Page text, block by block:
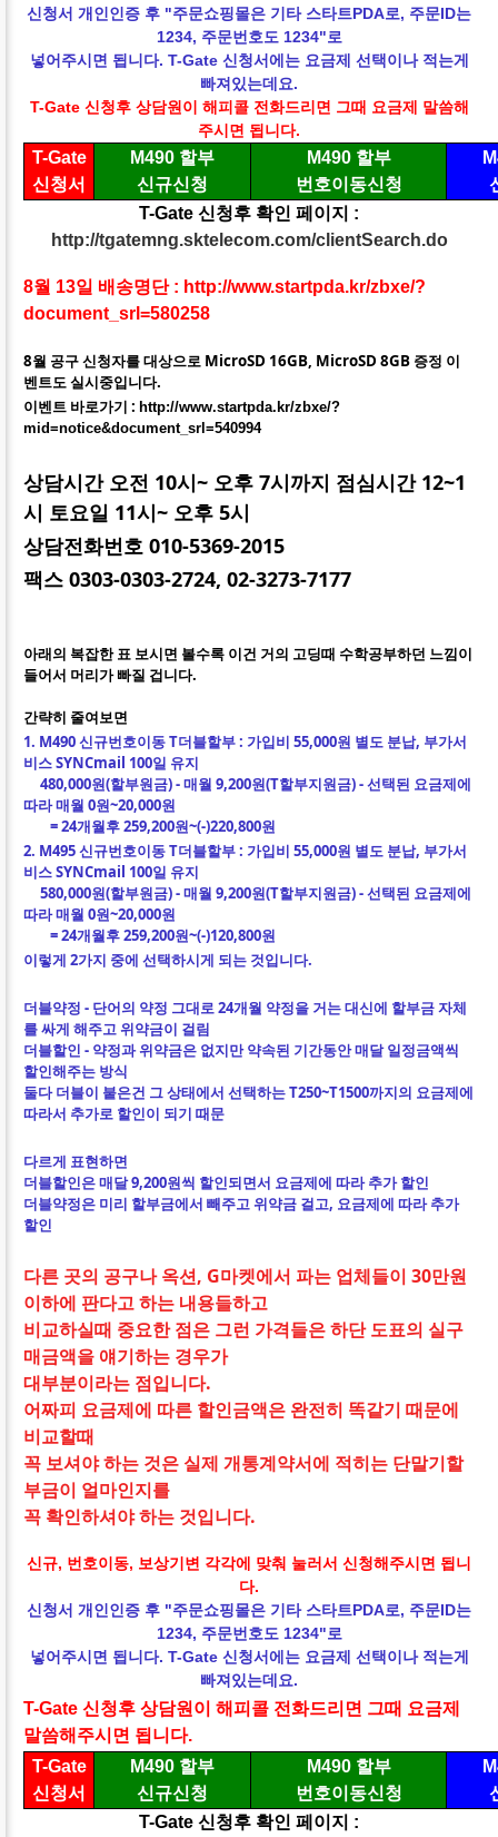
신청서 개인인증 후 "주문쇼핑몰은 기타 스타트PDA로, 주문ID는
1234, 주문번호도 1234"로
넣어주시면 됩니다. T-Gate 신청서에는 요금제 선택이나 적는게
빠져있는데요.
T-Gate 신청후 상담원이 해피콜 전화드리면 그때 요금제 말씀해
주시면 됩니다.
T-Gate
신청서
M490 할부
신규신청
M490 할부
번호이동신청
T-Gate 신청후 확인 페이지 :
http://tgatemng.sktelecom.com/clientSearch.do
8월 13일 배송명단 : http://www.startpda.kr/zbxe/?
document_srl=580258
8월 공구 신청자를 대상으로 MicroSD 16GB, MicroSD 8GB 증정 이
벤트도 실시중입니다.
이벤트 바로가기 :http://www.startpda.kr/zbxe/?
mid=notice&document_srl=540994
상담시간 오전 10시~ 오후 7시까지 점심시간 12~1
시 토요일 11시~ 오후 5시
상담전화번호 010-5369-2015
팩스 0303-0303-2724, 02-3273-7177
아래의 복잡한 표 보시면 볼수록 이건 거의 고딩때 수학공부하던 느낌이
들어서 머리가 빠질 겁니다.
간략히 줄여보면
1. M490 신규번호이동 T더블할부 : 가입비 55,000원 별도 분납, 부가서
비스 SYNCmail 100일 유지
480,000원(할부원금) - 매월 9,200원(T할부지원금) - 선택된 요금제에
따라 매월 0원~20,000원
= 24개월후 259,200원~(-)220,800원
2. M495 신규번호이동 T더블할부 : 가입비 55,000원 별도 분납, 부가서
비스 SYNCmail 100일 유지
580,000원(할부원금) - 매월 9,200원(T할부지원금) - 선택된 요금제에
따라 매월 0원~20,000원
= 24개월후 259,200원~(-)120,800원
이렇게 2가지 중에 선택하시게 되는 것입니다.
더블약정 - 단어의 약정 그대로 24개월 약정을 거는 대신에 할부금 자체
를 싸게 해주고 위약금이 걸림
더블할인 - 약정과 위약금은 없지만 약속된 기간동안 매달 일정금액씩
할인해주는 방식
둘다 더블이 붙은건 그 상태에서 선택하는 T250~T1500까지의 요금제에
따라서 추가로 할인이 되기 때문
다르게 표현하면
더블할인은 매달 9,200원씩 할인되면서 요금제에 따라 추가 할인
더블약정은 미리 할부금에서 빼주고 위약금 걸고, 요금제에 따라 추가
할인
다른 곳의 공구나 옥션, G마켓에서 파는 업체들이 30만원
이하에 판다고 하는 내용들하고
비교하실때 중요한 점은 그런 가격들은 하단 도표의 실구
매금액을 얘기하는 경우가
대부분이라는 점입니다.
어짜피 요금제에 따른 할인금액은 완전히 똑같기 때문에
비교할때
꼭 보셔야 하는 것은 실제 개통계약서에 적히는 단말기할
부금이 얼마인지를
꼭 확인하셔야 하는 것입니다.
신규, 번호이동, 보상기변 각각에 맞춰 눌러서 신청해주시면 됩니
다.
신청서 개인인증 후 "주문쇼핑몰은 기타 스타트PDA로, 주문ID는
1234, 주문번호도 1234"로
넣어주시면 됩니다. T-Gate 신청서에는 요금제 선택이나 적는게
빠져있는데요.
T-Gate 신청후 상담원이 해피콜 전화드리면 그때 요금제
말씀해주시면 됩니다.
T-Gate
신청서
M490 할부
신규신청
M490 할부
번호이동신청
T-Gate 신청후 확인 페이지 :